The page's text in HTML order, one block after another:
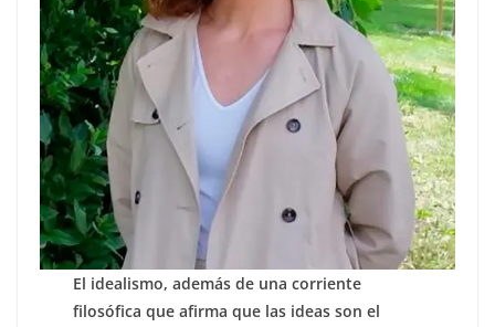
El idealismo, además de una corriente
filosófica que afirma que las ideas son el